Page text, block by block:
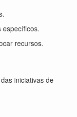
específicos.
recursos.
iniciativas de